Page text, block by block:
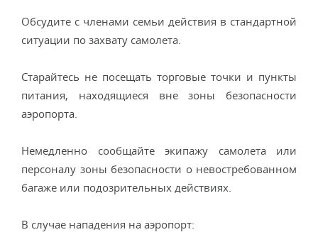
Обсудите с членами семьи действия в стандартной
ситуации по захвату самолета.
Старайтесь не посещать торговые точки и пункты
питания, находящиеся вне зоны безопасности
аэропорта.
Немедленно сообщайте экипажу самолета или
персоналу зоны безопасности о невостребованном
багаже или подозрительных действиях.
В случае нападения на аэропорт: